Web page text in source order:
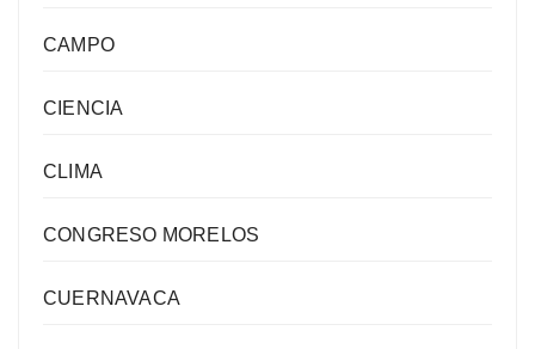
CAMPO
CIENCIA
CLIMA
CONGRESO MORELOS
CUERNAVACA